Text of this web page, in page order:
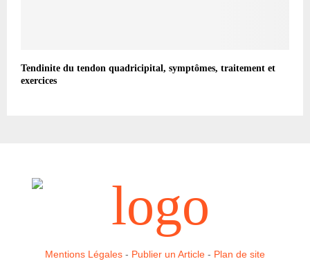
Tendinite du tendon quadricipital, symptômes, traitement et
exercices
Mentions Légales - Publier un Article - Plan de site